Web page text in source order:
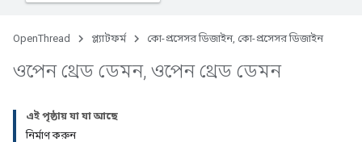
OpenThread প্ল্যাটফর্ম কো-প্রসেসর ডিজাইন, কো-প্রসেসর ডিজাইন
ওপেন থ্রেড ডেমন, ওপেন থ্রেড ডেমন
এই পৃষ্ঠায় যা যা আছে
নির্মাণ করুন